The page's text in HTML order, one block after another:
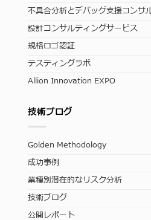
不具合分析とデバッグ支援コンサ
設計コンサルティングサービス
規格ロゴ認証
テスティングラボ
Allion Innovation EXPO
技術ブログ
Golden Methodology
成功事例
業種別潜在的なリスク分析
技術ブログ
公開レポート